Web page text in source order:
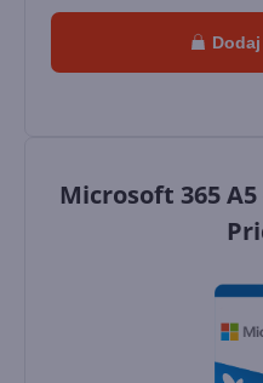
Microsoft 365